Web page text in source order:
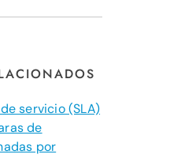
servicio (SLA)
de
por